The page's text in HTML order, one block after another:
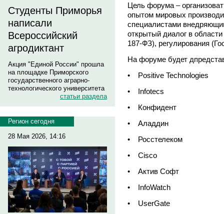
Студенты Приморья
написали
Всероссийский
агродиктант
Акция "Единой России" прошла
на площадке Приморского
государственного аграрно-
технологического университета
статьи раздела
Регион сегодня
28 Мая 2026, 14:16
Цель форума –
опытом мировых
специалистами
открытый диалог в
187-ФЗ), регулирования
На форуме будет
• Positive Technologies
• Infotecs
• Конфидент
• Аладдин
• Росстелеком
• Cisco
• Актив Софт
• InfoWatch
• UserGate